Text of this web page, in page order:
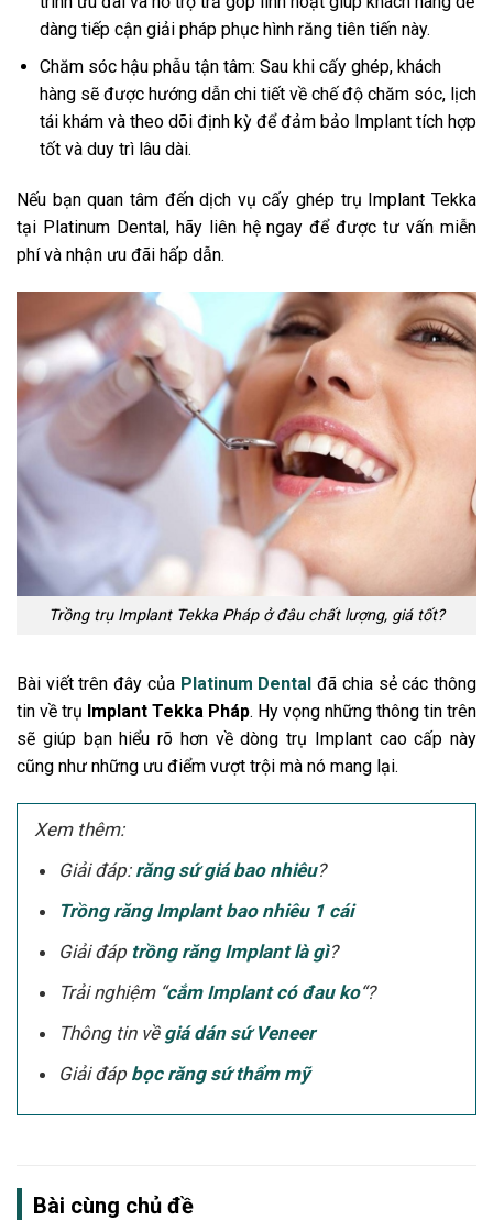
dàng tiếp cận giải pháp phục hình răng tiên tiến này.
Chăm sóc hậu phẫu tận tâm: Sau khi cấy ghép, khách
hàng sẽ được hướng dẫn chi tiết về chế độ chăm sóc, lịch
tái khám và theo dõi định kỳ để đảm bảo Implant tích hợp
tốt và duy trì lâu dài.
Nếu bạn quan tâm đến dịch vụ cấy ghép trụ Implant Tekka
tại Platinum Dental, hãy liên hệ ngay để được tư vấn miễn
phí và nhận ưu đãi hấp dẫn.
Trồng trụ Implant Tekka Pháp ở đâu chất lượng, giá tốt?
Bài viết trên đây của Platinum Dental đã chia sẻ các thông
tin về trụ Implant Tekka Pháp. Hy vọng những thông tin trên
sẽ giúp bạn hiểu rõ hơn về dòng trụ Implant cao cấp này
cũng như những ưu điểm vượt trội mà nó mang lại.
Xem thêm:
Giải đáp: răng sứ giá bao nhiêu?
Trồng răng Implant bao nhiêu 1 cái
Giải đáp trồng răng Implant là gì?
Trải nghiệm “cắm Implant có đau ko“?
Thông tin về giá dán sứ Veneer
Giải đáp bọc răng sứ thẩm mỹ
Bài cùng chủ đề